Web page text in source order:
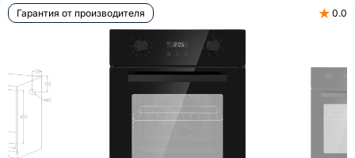
Гарантия от производителя ★ 0.0